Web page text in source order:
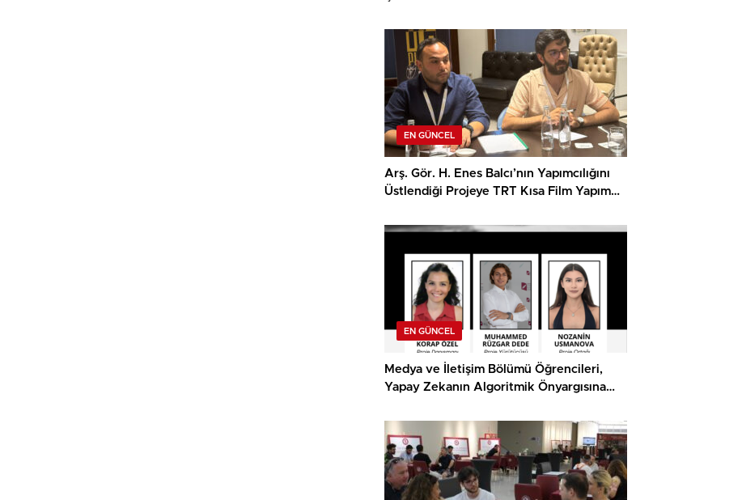
EN GÜNCEL
Arş. Gör. H. Enes Balcı’nın Yapımcılığını
Üstlendiği Projeye TRT Kısa Film Yapım
EN GÜNCEL
Medya ve İletişim Bölümü Öğrencileri,
Yapay Zekanın Algoritmik Önyargısına